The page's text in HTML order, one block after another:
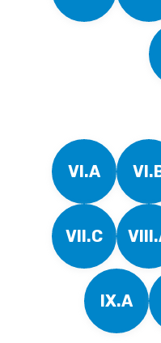
VI.A
VII.C
IX.A